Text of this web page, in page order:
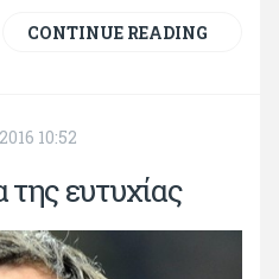
CONTINUE READING
10:52
ευτυχίας